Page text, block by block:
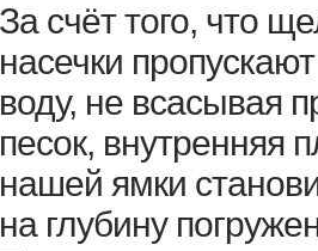
За счёт того, что
насечки
воду, не всасывая
песок, внутренняя
нашей ямки
на глубину